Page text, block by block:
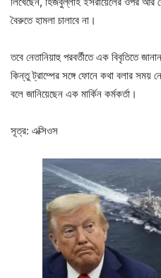
বৈরুতে হামলা চালাবে না।
তবে নেতানিয়াহু পরবর্তীতে এক বিবৃতিতে
কিন্তু ট্রাম্পের সঙ্গে ফোনে কথা বলার সময়
বলে জানিয়েছেন এক মার্কিন কর্মকর্তা।
সূত্র: এক্সিওস